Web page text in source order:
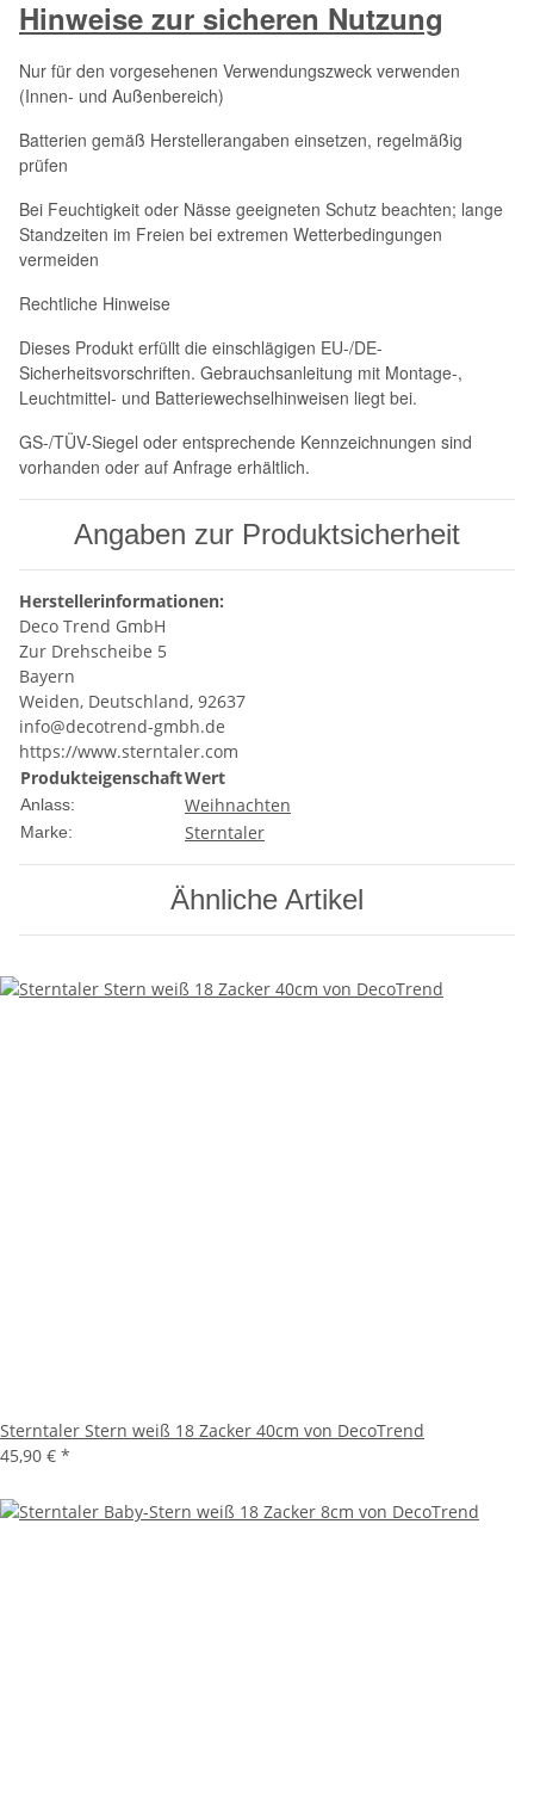
Hinweise zur sicheren Nutzung
Nur für den vorgesehenen Verwendungszweck verwenden
(Innen- und Außenbereich)
Batterien gemäß Herstellerangaben einsetzen, regelmäßig
prüfen
Bei Feuchtigkeit oder Nässe geeigneten Schutz beachten; lange
Standzeiten im Freien bei extremen Wetterbedingungen
vermeiden
Rechtliche Hinweise
Dieses Produkt erfüllt die einschlägigen EU-/DE-
Sicherheitsvorschriften. Gebrauchsanleitung mit Montage-,
Leuchtmittel- und Batteriewechselhinweisen liegt bei.
GS-/TÜV-Siegel oder entsprechende Kennzeichnungen sind
vorhanden oder auf Anfrage erhältlich.
Angaben zur Produktsicherheit
Herstellerinformationen:
Deco Trend GmbH
Zur Drehscheibe 5
Bayern
Weiden, Deutschland, 92637
info@decotrend-gmbh.de
https://www.sterntaler.com
ProdukteigenschaftWert
Anlass: Weihnachten
Marke: Sterntaler
Ähnliche Artikel
Sterntaler Stern weiß 18 Zacker 40cm von DecoTrend
45,90 € *